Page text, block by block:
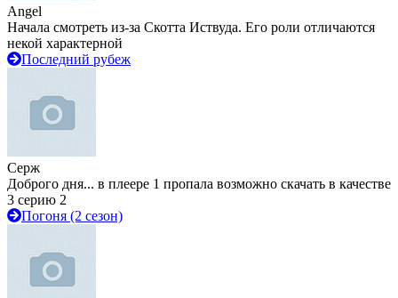
Angel
Начала смотреть из-за Скотта Иствуда. Его роли отличаются
некой характерной
Последний рубеж
Серж
Доброго дня... в плеере 1 пропала возможно скачать в качестве
3 серию 2
Погоня (2 сезон)